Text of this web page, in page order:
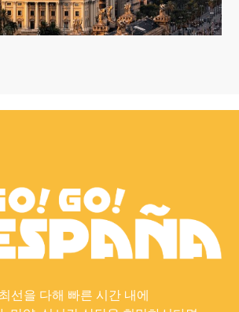
선을 다해 빠른 시간 내에